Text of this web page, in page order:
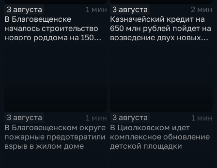
3 августа
1 мин
В Благовещенске
началось строительство
нового роддома на 150
3 августа
2 мин
Казначейский кредит на
650 млн рублей пойдет на
возведение двух новых
3 августа
1 мин
В Благовещенском округе
пожарные предотвратили
взрыв в жилом доме
3 августа
1 мин
В Циолковском идет
комплексное обновление
детской площадки